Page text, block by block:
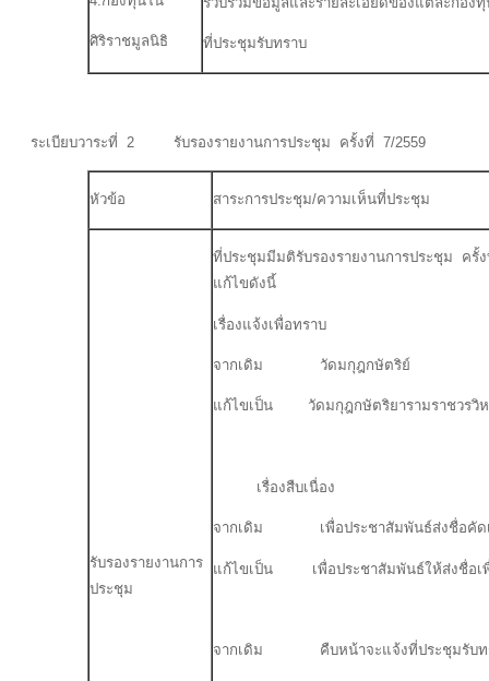
ศิริราชมูลนิธิ ที่ประชุมรับทราบ
ระเบียบวาระที่ 2 รับรองรายงานการประชุม ครั้งที่ 7/2559
หัวข้อ สาระการประชุม/ความเห็นที่ประชุม
รับรองรายงานการ
ประชุม
ที่ประชุมมีมติรับรองรายงานการประชุม ค
แก้ไขดังนี้
เรื่องแจ้งเพื่อทราบ
จากเดิม วัดมกุฎกษัตริย์
แก้ไขเป็น วัดมกุฎกษัตริยารามราชวรวิห
เรื่องสืบเนื่อง
จากเดิม เพื่อประชาสัมพันธ์ส่งชื่อคัดเลื
แก้ไขเป็น เพื่อประชาสัมพันธ์ให้ส่งชื่อเพื่
จากเดิม คืบหน้าจะแจ้งที่ประชุมรับท